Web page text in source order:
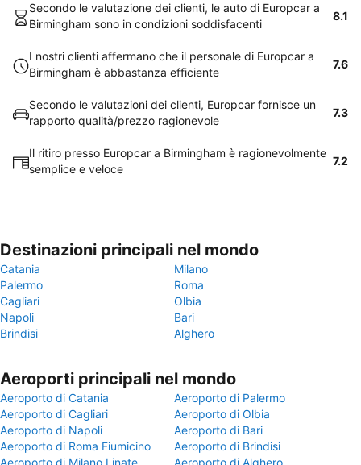
Secondo le valutazione dei clienti, le auto di Europcar a
Birmingham sono in condizioni soddisfacenti
8.1
I nostri clienti affermano che il personale di Europcar a
Birmingham è abbastanza efficiente
7.6
Secondo le valutazioni dei clienti, Europcar fornisce un
rapporto qualità/prezzo ragionevole
7.3
Il ritiro presso Europcar a Birmingham è ragionevolmente
semplice e veloce
7.2
Destinazioni principali nel mondo
Catania
Milano
Palermo
Roma
Cagliari
Olbia
Napoli
Bari
Brindisi
Alghero
Aeroporti principali nel mondo
Aeroporto di Catania
Aeroporto di Palermo
Aeroporto di Cagliari
Aeroporto di Olbia
Aeroporto di Napoli
Aeroporto di Bari
Aeroporto di Roma Fiumicino
Aeroporto di Brindisi
Aeroporto di Milano Linate
Aeroporto di Alghero